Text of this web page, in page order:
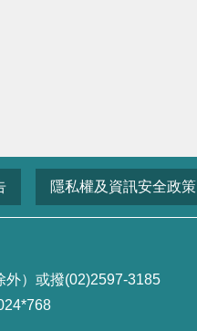
隱私權及資訊安全政策
外）或撥(02)2597-3185